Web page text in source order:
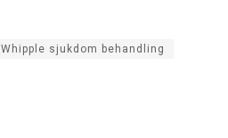
Whipple sjukdom behandling